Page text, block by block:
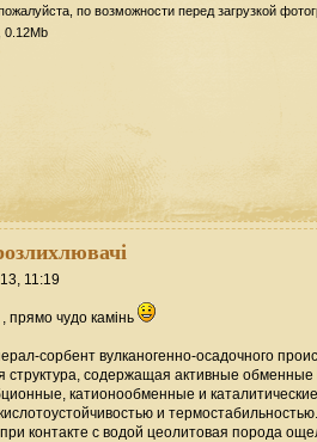
по возможности перед загрузкой
11:19
прямо чудо камінь
сорбент вулканогенно-осадочного
структура, содержащая активные
катионообменные и
и термостабильностью.
контакте с водой цеолитовая порода